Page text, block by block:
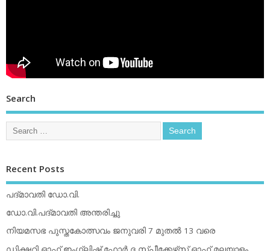
Search
Recent Posts
പദ്മാവതി ഡോ.വി.
ഡോ.വി.പദ്മാവതി അന്തരിച്ചു
നിയമസഭ പുസ്തകോത്സവം ജനുവരി 7 മുതല്‍ 13 വരെ